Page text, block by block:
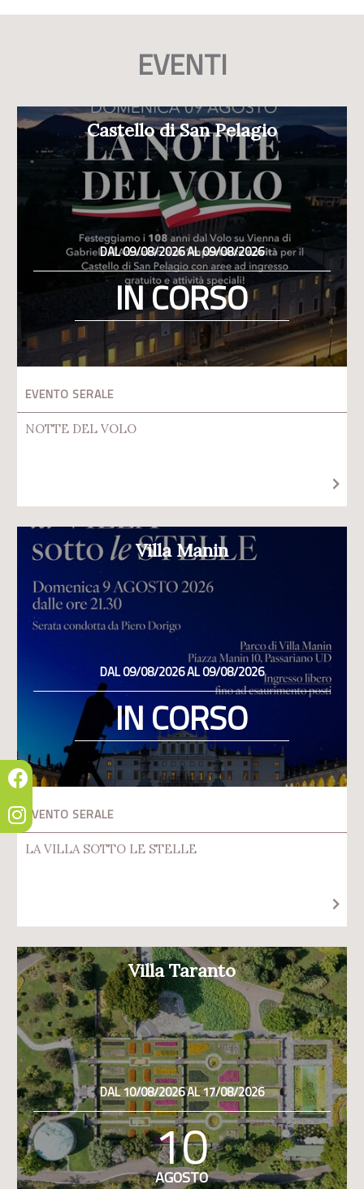
EVENTI
Castello di San Pelagio
DAL 09/08/2026 AL 09/08/2026
IN CORSO
EVENTO SERALE
NOTTE DEL VOLO
Villa Manin
DAL 09/08/2026 AL 09/08/2026
IN CORSO
EVENTO SERALE
LA VILLA SOTTO LE STELLE
Villa Taranto
DAL 10/08/2026 AL 17/08/2026
10
AGOSTO